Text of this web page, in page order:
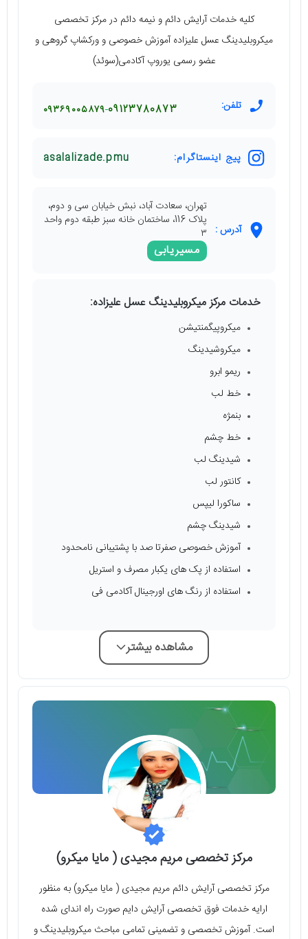
کلیه خدمات آرایش دائم و نیمه دائم در مرکز تخصصی
میکروبلیدینگ عسل علیزاده آموزش خصوصی و ورکشاپ گروهی و
عضو رسمی یوروپ آکادمی(سوئد)
تلفن: 09123780873۰۹۳۶۹۰۰۵۸۷۹
پیج اینستاگرام: asalalizade.pmu
آدرس :
تهران، سعادت آباد، نبش خیابان سی و دوم،
پلاک 116، ساختمان خانه سبز طبقه دوم واحد
۳
مسیریابی
خدمات مرکز میکروبلیدینگ عسل علیزاده:
میکروپیگمنتیشن
میکروشیدینگ
ریمو ابرو
خط لب
بنمژه
خط چشم
شیدینگ لب
کانتور لب
ساکورا لیپس
شیدینگ چشم
آموزش خصوصی صفرتا صد با پشتیبانی نامحدود
استفاده از پک های یکبار مصرف و استریل
استفاده از رنگ های اورجینال آکادمی فی
مشاهده بیشتر
مرکز تخصصی مریم مجیدی ( مایا میکرو)
مرکز تخصصی آرایش دائم مریم مجیدی ( مایا میکرو) به منظور
ارایه خدمات فوق تخصصی آرایش دایم صورت راه اندای شده
است. آموزش تخصصی و تضمینی تمامی مباحث میکروبلیدینگ و